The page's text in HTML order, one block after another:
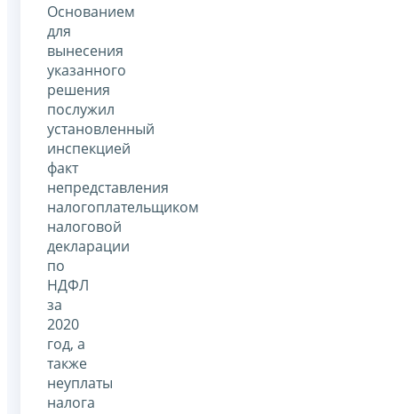
Основанием
для
вынесения
указанного
решения
послужил
установленный
инспекцией
факт
непредставления
налогоплательщиком
налоговой
декларации
по
НДФЛ
за
2020
год, а
также
неуплаты
налога